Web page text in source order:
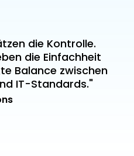
die Kontrolle.
die Einfachheit
Balance zwischen
IT-Standards."